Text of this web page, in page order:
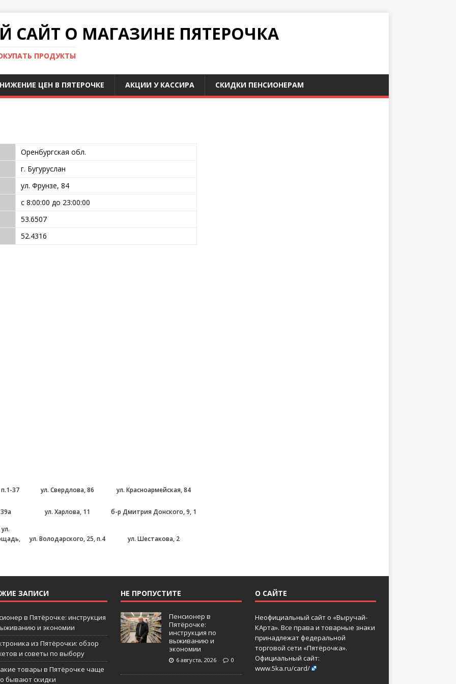
О МАГАЗИНЕ ПЯТЕРОЧКА
ПРОДУКТЫ
ЦЕН В ПЯТЕРОЧКЕ АКЦИИ У КАССИРА СКИДКИ ПЕНСИОНЕРАМ
Оренбургская обл.
г. Бугуруслан
ул. Фрунзе, 84
с 8:00:00 до 23:00:00
53.6507
52.4316
37 ул. Свердлова, 86 ул. Красноармейская, 84
ул. Харлова, 11 б-р Дмитрия Донского, 9, 1
ул. Володарского, 25, п.4 ул. Шестакова, 2
ЗАПИСИ
в Пятёрочке: инструкция
и экономии
из Пятёрочки: обзор
и советы по выбору
товары в Пятёрочке чаще
бывают скидки
НЕ ПРОПУСТИТЕ
Пенсионер в
Пятёрочке:
инструкция по
выживанию и
экономии
6 августа, 2026 0
О САЙТЕ
Неофициальный сайт о «Выручай-
КАрта». Все права и товарные знаки
принадлежат федеральной
торговой сети «Пятёрочка».
Официальный сайт:
www.5ka.ru/card/